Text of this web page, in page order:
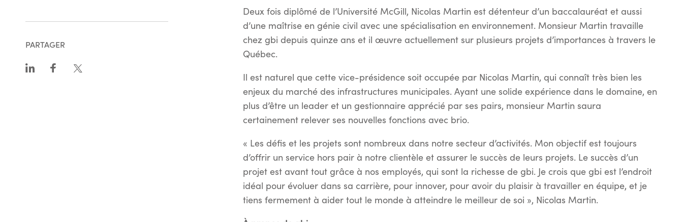
PARTAGER
Deux fois diplômé de l’Université McGill, Nicolas Martin est détenteur d’un baccalauréat et aussi
d’une maîtrise en génie civil avec une spécialisation en environnement. Monsieur Martin travaille
chez gbi depuis quinze ans et il œuvre actuellement sur plusieurs projets d’importances à travers le
Québec.
Il est naturel que cette vice-présidence soit occupée par Nicolas Martin, qui connaît très bien les
enjeux du marché des infrastructures municipales. Ayant une solide expérience dans le domaine, en
plus d’être un leader et un gestionnaire apprécié par ses pairs, monsieur Martin saura
certainement relever ses nouvelles fonctions avec brio.
« Les défis et les projets sont nombreux dans notre secteur d’activités. Mon objectif est toujours
d’offrir un service hors pair à notre clientèle et assurer le succès de leurs projets. Le succès d’un
projet est avant tout grâce à nos employés, qui sont la richesse de gbi. Je crois que gbi est l’endroit
idéal pour évoluer dans sa carrière, pour innover, pour avoir du plaisir à travailler en équipe, et je
tiens fermement à aider tout le monde à atteindre le meilleur de soi », Nicolas Martin.